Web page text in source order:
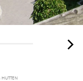
HUTTEN